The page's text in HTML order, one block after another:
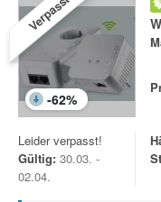
Verpasst!
-62%
Leider verpasst!
Gültig: 30.03. -
02.04.